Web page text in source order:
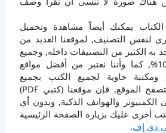
الكتاب يمكنك أيضاً مشاهدة وتحميل
لنفس التصنيف, لموقعنا العديد من
به الكثير من التصنيفات داخله, وجميع
هذه الكتب مجانية 100%, كما وأننا نعتبر من أفضل مواقع
ومكتبة حاوية لجميع الكتب بجميع
تخصصاتها, وبالنسبة لتصفح الموقع, فإن موقعنا (كتبي PDF)
والهواتف الذكية, وبدون أي
أخرى عليك بزيارة الصفحة الرئيسية
دي إف.